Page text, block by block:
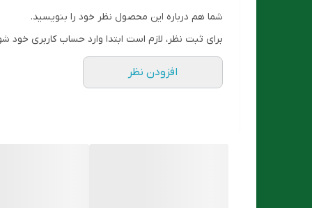
شما هم درباره این محصول نظر خود را بنویسید.
برای ثبت نظر، لازم است ابتدا وارد حساب کاربری خود
افزودن نظر